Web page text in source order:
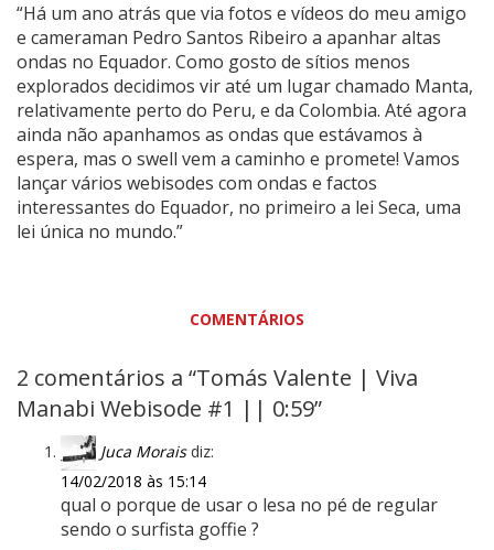
“Há um ano atrás que via fotos e vídeos do meu amigo
e cameraman Pedro Santos Ribeiro a apanhar altas
ondas no Equador. Como gosto de sítios menos
explorados decidimos vir até um lugar chamado Manta,
relativamente perto do Peru, e da Colombia. Até agora
ainda não apanhamos as ondas que estávamos à
espera, mas o swell vem a caminho e promete! Vamos
lançar vários webisodes com ondas e factos
interessantes do Equador, no primeiro a lei Seca, uma
lei única no mundo.”
COMENTÁRIOS
2 comentários a “Tomás Valente | Viva
Manabi Webisode #1 || 0:59”
Juca Morais diz:
14/02/2018 às 15:14
qual o porque de usar o lesa no pé de regular
sendo o surfista goffie ?